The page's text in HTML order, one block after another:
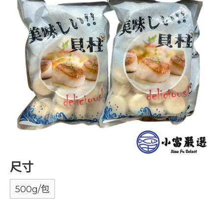
尺寸
500g/包